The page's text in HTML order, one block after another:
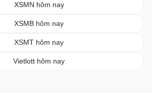
XSMN hôm nay
XSMB hôm nay
XSMT hôm nay
Vietlott hôm nay